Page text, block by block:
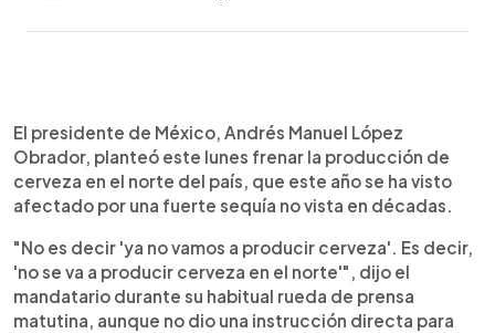
► Escuchar artículo
El presidente de México, Andrés Manuel López
Obrador, planteó este lunes frenar la producción de
cerveza en el norte del país, que este año se ha visto
afectado por una fuerte sequía no vista en décadas.
"No es decir 'ya no vamos a producir cerveza'. Es decir,
'no se va a producir cerveza en el norte'", dijo el
mandatario durante su habitual rueda de prensa
matutina, aunque no dio una instrucción directa para